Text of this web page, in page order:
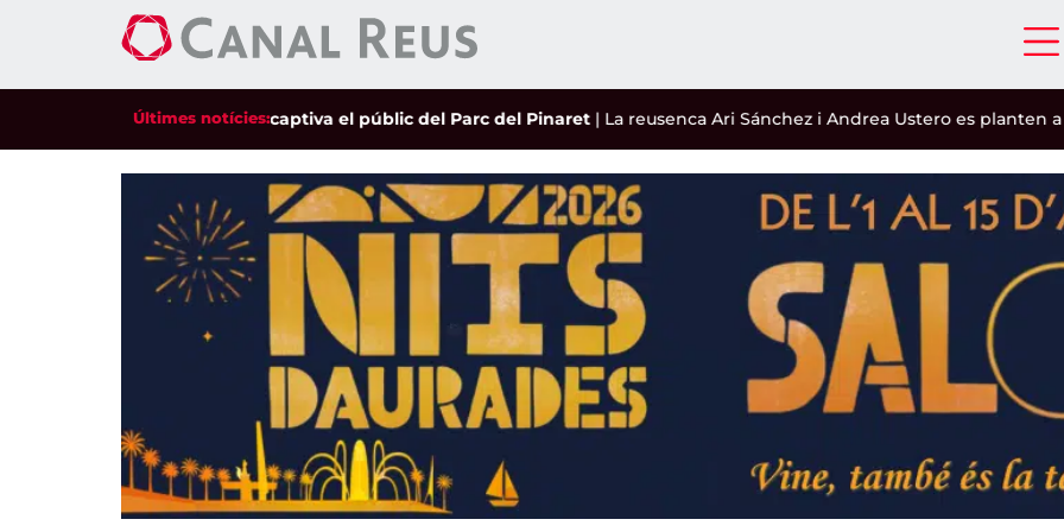
Últimes notícies:
de Valeria Castro captiva el públic del Parc del Pinaret|La reusenca Ari Sánchez i Andrea Ustero es planten a les